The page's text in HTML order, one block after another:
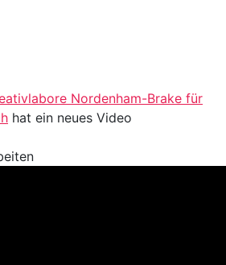
Nordenham-Brake für
hat ein neues Video